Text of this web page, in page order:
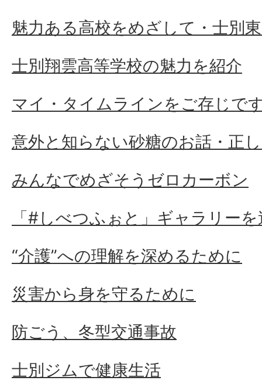
魅力ある高校をめざして・士別
士別翔雲高等学校の魅力を紹介
マイ・タイムラインをご存じで
意外と知らない砂糖のお話・正
みんなでめざそうゼロカーボン
「#しべつふぉと」ギャラリー
“介護”への理解を深めるために
災害から身を守るために
防ごう、冬型交通事故
士別ジムで健康生活